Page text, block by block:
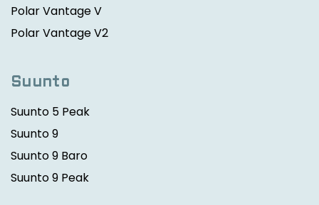
Polar Vantage V
Polar Vantage V2
Suunto
Suunto 5 Peak
Suunto 9
Suunto 9 Baro
Suunto 9 Peak